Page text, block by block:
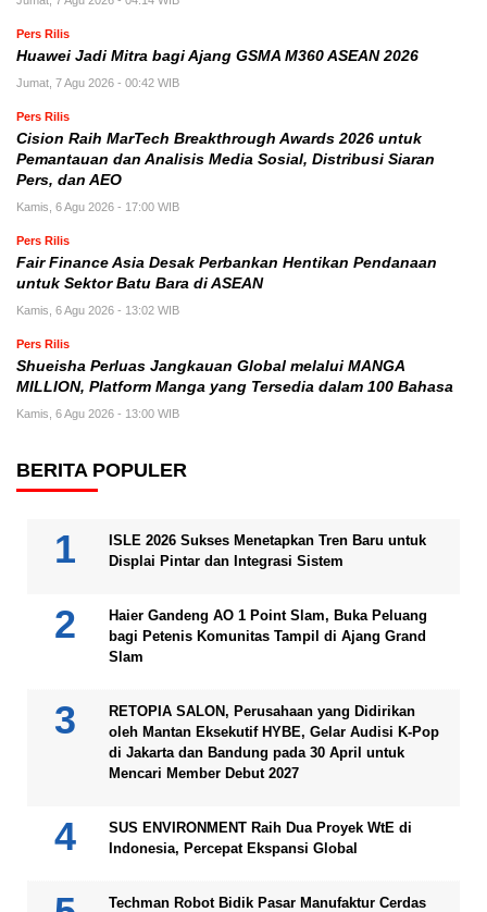
Pers Rilis
Huawei Jadi Mitra bagi Ajang GSMA M360 ASEAN 2026
Jumat, 7 Agu 2026 - 00:42 WIB
Pers Rilis
Cision Raih MarTech Breakthrough Awards 2026 untuk
Pemantauan dan Analisis Media Sosial, Distribusi Siaran
Pers, dan AEO
Kamis, 6 Agu 2026 - 17:00 WIB
Pers Rilis
Fair Finance Asia Desak Perbankan Hentikan Pendanaan
untuk Sektor Batu Bara di ASEAN
Kamis, 6 Agu 2026 - 13:02 WIB
Pers Rilis
Shueisha Perluas Jangkauan Global melalui MANGA
MILLION, Platform Manga yang Tersedia dalam 100 Bahasa
Kamis, 6 Agu 2026 - 13:00 WIB
BERITA POPULER
ISLE 2026 Sukses Menetapkan Tren Baru untuk
Displai Pintar dan Integrasi Sistem
Haier Gandeng AO 1 Point Slam, Buka Peluang
bagi Petenis Komunitas Tampil di Ajang Grand
Slam
RETOPIA SALON, Perusahaan yang Didirikan
oleh Mantan Eksekutif HYBE, Gelar Audisi K-Pop
di Jakarta dan Bandung pada 30 April untuk
Mencari Member Debut 2027
SUS ENVIRONMENT Raih Dua Proyek WtE di
Indonesia, Percepat Ekspansi Global
Techman Robot Bidik Pasar Manufaktur Cerdas